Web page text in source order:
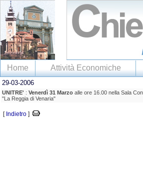
Home Attività Economiche
29-03-2006
UNITRE' : Venerdì 31 Marzo alle ore 16.00 nella Sala
"La Reggia di Venaria"
[ Indietro ]